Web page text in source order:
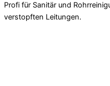
Profi für Sanitär und
verstopften Leitungen.